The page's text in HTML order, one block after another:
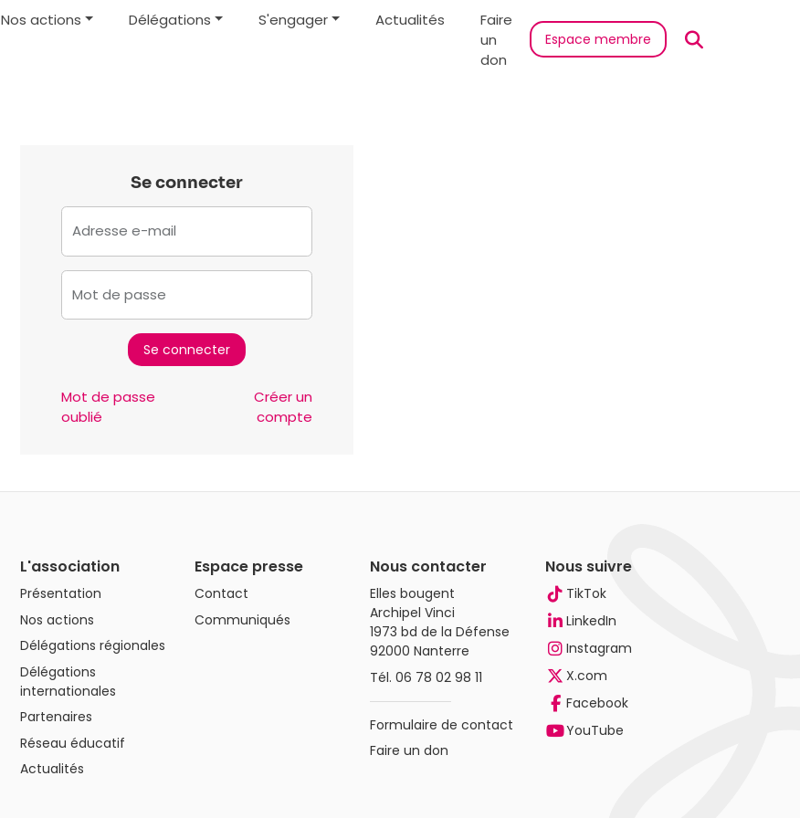
Nos actions Délégations S'engager Actualités
Faire
un
don
Espace membre
Se connecter
Adresse e-mail
Mot de passe
Mot de passe
oublié
Créer un
compte
L'association
Présentation
Nos actions
Délégations régionales
Délégations
internationales
Partenaires
Réseau éducatif
Actualités
Espace presse
Contact
Communiqués
Nous contacter
Elles bougent
Archipel Vinci
1973 bd de la Défense
92000 Nanterre
Tél.06 78 02 98 11
Formulaire de contact
Faire un don
Nous suivre
TikTok
LinkedIn
Instagram
X.com
Facebook
YouTube